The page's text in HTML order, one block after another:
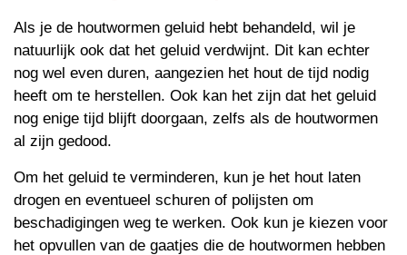
Als je de houtwormen geluid hebt behandeld, wil je
natuurlijk ook dat het geluid verdwijnt. Dit kan echter
nog wel even duren, aangezien het hout de tijd nodig
heeft om te herstellen. Ook kan het zijn dat het geluid
nog enige tijd blijft doorgaan, zelfs als de houtwormen
al zijn gedood.
Om het geluid te verminderen, kun je het hout laten
drogen en eventueel schuren of polijsten om
beschadigingen weg te werken. Ook kun je kiezen voor
het opvullen van de gaatjes die de houtwormen hebben